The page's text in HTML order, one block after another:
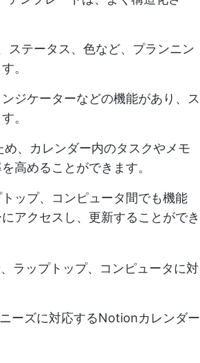
ステータス、色など、プランニン
。
ジケーターなどの機能があり、ス
。
、カレンダー内のタスクやメモ
高めることができます。
ップ、コンピュータ間でも機能
アクセスし、更新することができ
ラップトップ、コンピュータに対
ーズに対応するNotionカレンダー